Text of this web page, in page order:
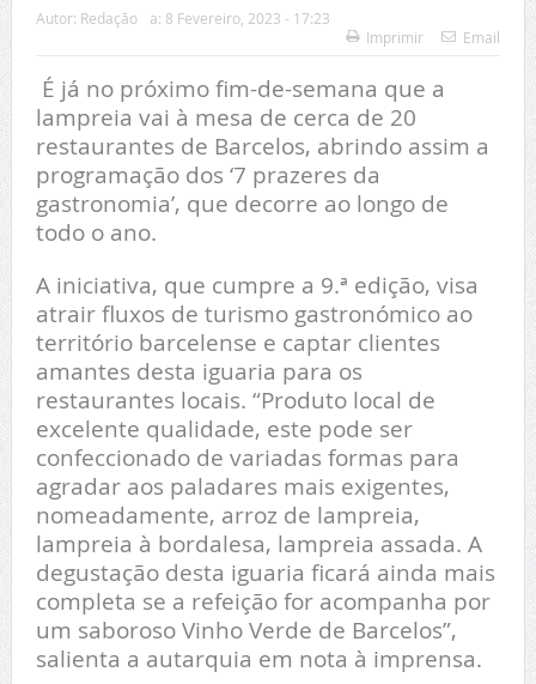
Autor: Redação a: 8 Fevereiro, 2023 - 17:23
Imprimir
Email
É já no próximo fim-de-semana que a
lampreia vai à mesa de cerca de 20
restaurantes de Barcelos, abrindo assim a
programação dos ‘7 prazeres da
gastronomia’, que decorre ao longo de
todo o ano.
A iniciativa, que cumpre a 9.ª edição, visa
atrair fluxos de turismo gastronómico ao
território barcelense e captar clientes
amantes desta iguaria para os
restaurantes locais. “Produto local de
excelente qualidade, este pode ser
confeccionado de variadas formas para
agradar aos paladares mais exigentes,
nomeadamente, arroz de lampreia,
lampreia à bordalesa, lampreia assada. A
degustação desta iguaria ficará ainda mais
completa se a refeição for acompanha por
um saboroso Vinho Verde de Barcelos”,
salienta a autarquia em nota à imprensa.